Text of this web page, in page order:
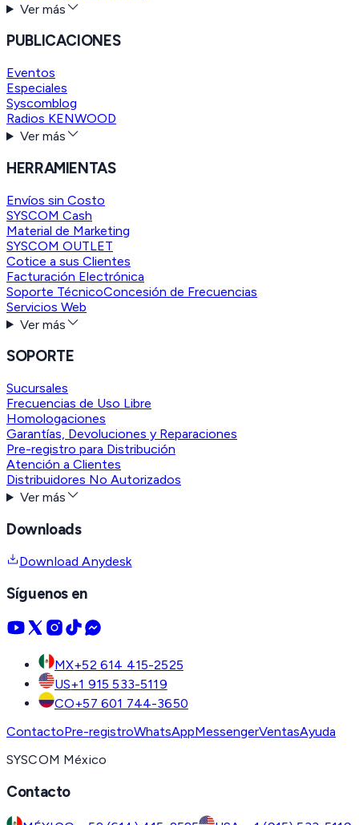
Ver más
PUBLICACIONES
Eventos
Especiales
Syscomblog
Radios KENWOOD
Ver más
HERRAMIENTAS
Envíos sin Costo
SYSCOM Cash
Material de Marketing
SYSCOM OUTLET
Cotice a sus Clientes
Facturación Electrónica
Soporte TécnicoConcesión de Frecuencias
Servicios Web
Ver más
SOPORTE
Sucursales
Frecuencias de Uso Libre
Homologaciones
Garantías, Devoluciones y Reparaciones
Pre-registro para Distribución
Atención a Clientes
Distribuidores No Autorizados
Ver más
Downloads
Download Anydesk
Síguenos en
MX+52 614 415-2525
US+1 915 533-5119
CO+57 601 744-3650
ContactoPre-registroWhatsAppMessengerVentasAyuda
SYSCOM México
Contacto